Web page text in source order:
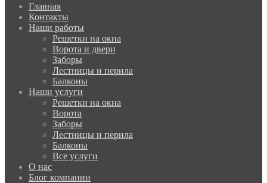
Главная
Контакты
Наши работы
Решетки на окна
Ворота и двери
Заборы
Лестницы и перила
Балконы
Наши услуги
Решетки на окна
Ворота
Заборы
Лестницы и перила
Балконы
Все услуги
О нас
Блог компании